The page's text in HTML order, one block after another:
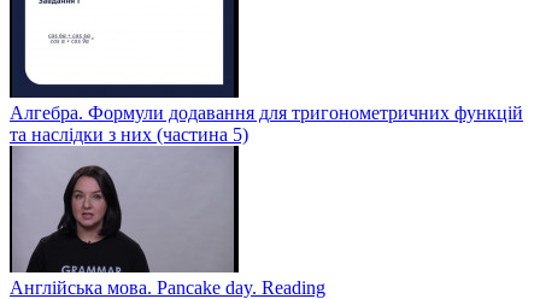
Алгебра. Формули додавання для тригонометричних функцій
та наслідки з них (частина 5)
Англійська мова. Pancake day. Reading